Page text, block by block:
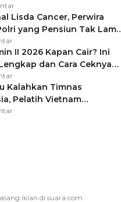
Lisda Cancer, Perwira
yang Pensiun Tak Lama
Brigjen
II 2026 Kapan Cair? Ini
dan Cara Ceknya
Tidak Hangus!
Kalahkan Timnas
Pelatih Vietnam
Pakai Jimat di Pakansari